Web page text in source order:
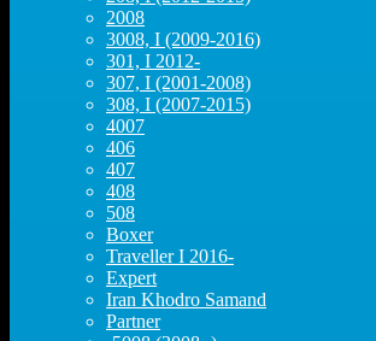
2008
3008, I (2009-2016)
301, I 2012-
307, I (2001-2008)
308, I (2007-2015)
4007
406
407
408
508
Boxer
Traveller I 2016-
Expert
Iran Khodro Samand
Partner